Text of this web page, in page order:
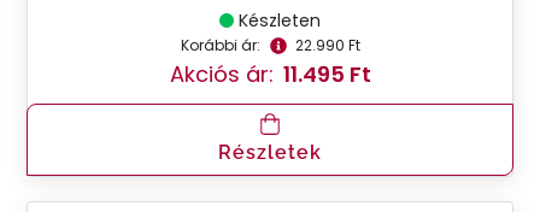
Készleten
Korábbi ár: 22.990 Ft
Akciós ár: 11.495 Ft
Részletek